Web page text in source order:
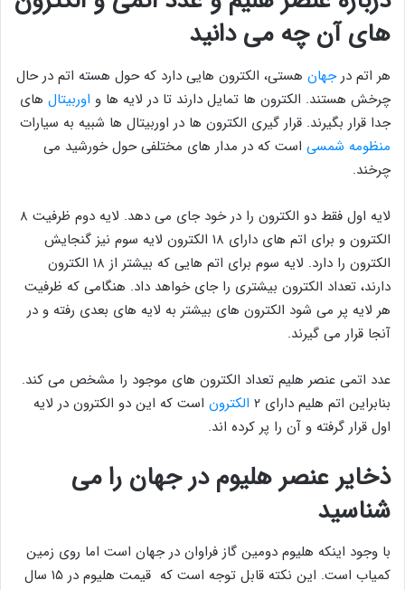
های آن چه می دانید
هر اتم درجهان هستی، الکترون هایی دارد که حول هسته اتم در حال
چرخش هستند. الکترون ها تمایل دارند تا در لایه ها و اوربیتال های
جدا قرار بگیرند. قرار گیری الکترون ها در اوربیتال ها شبیه به سیارات
منظومه شمسی است که در مدار های مختلفی حول خورشید می
چرخند.
لایه اول فقط دو الکترون را در خود جای می دهد. لایه دوم ظرفیت ۸
الکترون و برای اتم های دارای ۱۸ الکترون لایه سوم نیز گنجایش
الکترون را دارد. لایه سوم برای اتم هایی که بیشتر از ۱۸ الکترون
دارند، تعداد الکترون بیشتری را جای خواهد داد. هنگامی که ظرفیت
هر لایه پر می شود الکترون های بیشتر به لایه های بعدی رفته و در
آنجا قرار می گیرند.
عدد اتمی عنصر هلیم تعداد الکترون های موجود را مشخص می کند.
بنابراین اتم هلیم دارای ۲
الکترون است که این دو الکترون در لایه
اول قرار گرفته و آن را پر کرده اند.
ذخایر عنصر هلیوم در جهان را می
شناسید
با وجود اینکه هلیوم دومین گاز فراوان در جهان است اما روی زمین
کمیاب است. این نکته قابل توجه است که قیمت هلیوم در ۱۵ سال